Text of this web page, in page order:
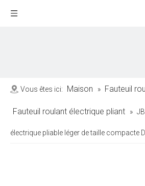
Vous êtes ici: Maison » Fauteuil
Fauteuil roulant électrique pliant »
électrique pliable léger de taille compacte